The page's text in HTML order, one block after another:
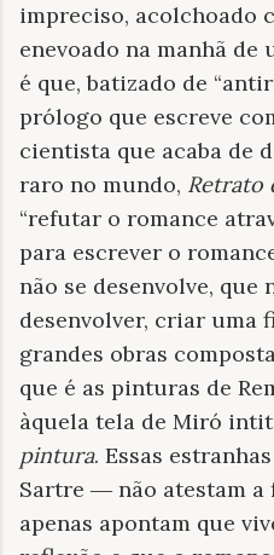
impreciso, acolchoado
enevoado na manhã de
é que, batizado de
prólogo que escreve
cientista que acaba de
raro no mundo, Retrato
“refutar o romance
para escrever o
não se desenvolve, que
desenvolver, criar uma
grandes obras
que é as pinturas de
àquela tela de Miró
pintura. Essas
Sartre ― não atestam a
apenas apontam que